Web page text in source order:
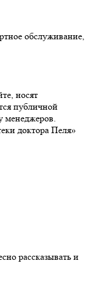
обслуживание,
носят
публичной
менеджеров.
доктора Пеля»
рассказывать и